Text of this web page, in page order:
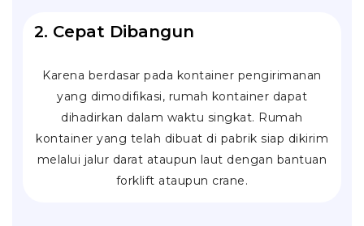
2. Cepat Dibangun
Karena berdasar pada kontainer pengirimanan
yang dimodifikasi, rumah kontainer dapat
dihadirkan dalam waktu singkat. Rumah
kontainer yang telah dibuat di pabrik siap dikirim
melalui jalur darat ataupun laut dengan bantuan
forklift ataupun crane.